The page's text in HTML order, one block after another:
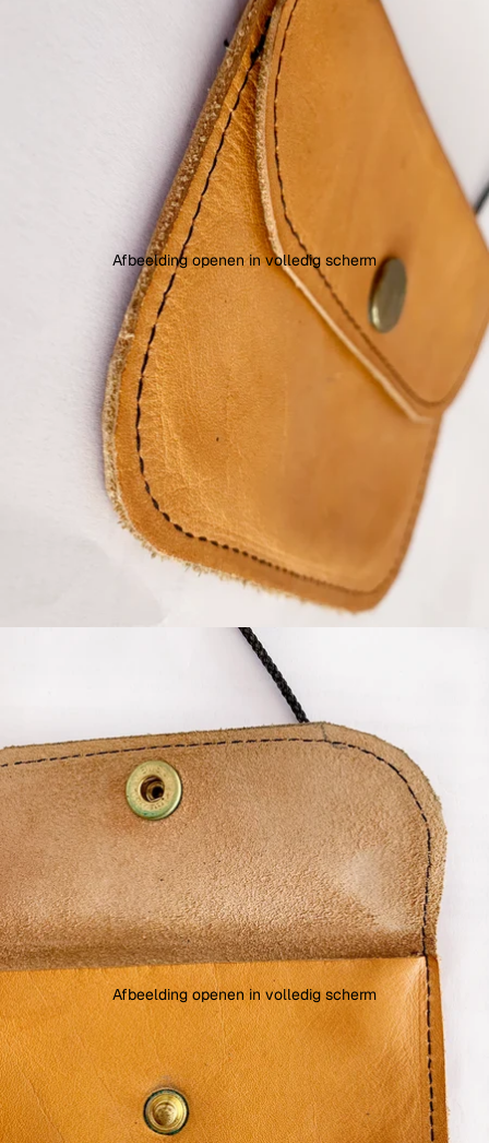
Afbeelding openen in volledig scherm
Afbeelding openen in volledig scherm